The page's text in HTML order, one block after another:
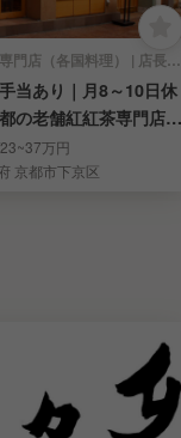
カフェ, 専門店（各国料理） | 店長・店長候補
手当あり｜月8～10日休
の老舗紅紅茶専門店で
募集万円
京都市下京区